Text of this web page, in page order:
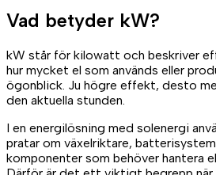
Vad betyder kW?
kW står för kilowatt och beskriver
hur mycket el som används eller
ögonblick. Ju högre effekt, desto
den aktuella stunden.
I en energilösning med solenergi
pratar om växelriktare,
komponenter som behöver hantera